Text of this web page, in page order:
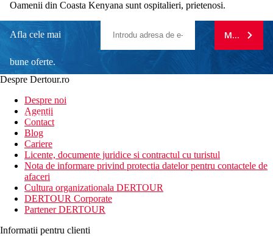
Oamenii din Coasta Kenyana sunt ospitalieri, prietenosi.
Afla cele mai
bune oferte.
newsletter!
MA
Despre Dertour.ro
Despre noi
Agentii
Contact
Blog
Cariere
Licente, documente juridice si contractul cu turistul
Nota de informare privind protectia datelor pentru contactele de
afaceri
Cultura organizationala DERTOUR
DERTOUR Corporate
Partener DERTOUR
Informatii pentru clienti